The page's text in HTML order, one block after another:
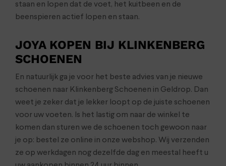
staan en lopen dat de voet, het kuitbeen en de
beenspieren actief lopen en staan.
JOYA KOPEN BIJ KLINKENBERG
SCHOENEN
En natuurlijk ga je voor het beste advies van je nieuwe
schoenen naar Klinkenberg Schoenen in Geldrop. Dan
weet je zeker dat je lekker loopt op de juiste schoenen
voor uw voeten. Is het lastig om naar de winkel te
komen dan sturen we de schoenen toch gewoon naar
je op: bestel ze online in onze webshop. Wij verzenden
ze op werkdagen nog dezelfde dag en meestal heeft u